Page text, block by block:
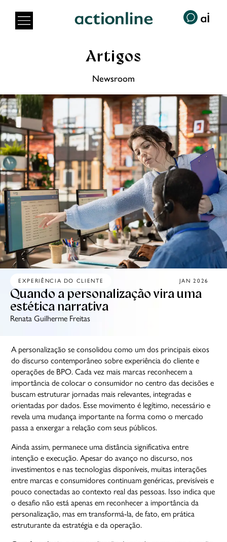
Artigos
Newsroom
EXPERIÊNCIA DO CLIENTE JAN 2026
Quando a personalização vira uma
estética narrativa
Renata Guilherme Freitas
A personalização se consolidou como um dos principais eixos
do discurso contemporâneo sobre experiência do cliente e
operações de BPO. Cada vez mais marcas reconhecem a
importância de colocar o consumidor no centro das decisões e
buscam estruturar jornadas mais relevantes, integradas e
orientadas por dados. Esse movimento é legítimo, necessário e
revela uma mudança importante na forma como o mercado
passa a enxergar a relação com seus públicos.
Ainda assim, permanece uma distância significativa entre
intenção e execução. Apesar do avanço no discurso, nos
investimentos e nas tecnologias disponíveis, muitas interações
entre marcas e consumidores continuam genéricas, previsíveis e
pouco conectadas ao contexto real das pessoas. Isso indica que
o desafio não está apenas em reconhecer a importância da
personalização, mas em transformá-la, de fato, em prática
estruturante da estratégia e da operação.